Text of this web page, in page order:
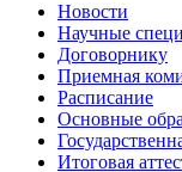
Новости
Научные
Договорнику
Приемная
Расписание
Основные
Итоговая